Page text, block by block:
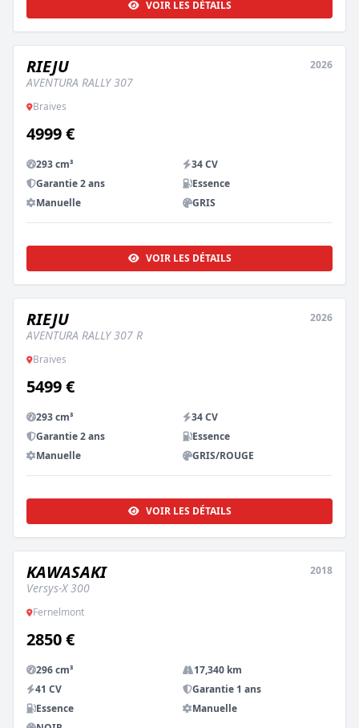
VOIR LES DÉTAILS
NEUF
RIEJU
AVENTURA RALLY 307
2026
Braives
4999 €
293 cm³
34 CV
Garantie 2 ans
Essence
Manuelle
GRIS
VOIR LES DÉTAILS
NEUF
RIEJU
AVENTURA RALLY 307 R
2026
Braives
5499 €
293 cm³
34 CV
Garantie 2 ans
Essence
Manuelle
GRIS/ROUGE
VOIR LES DÉTAILS
OCCASION
KAWASAKI
Versys-X 300
2018
Fernelmont
2850 €
296 cm³
17,340 km
41 CV
Garantie 1 ans
Essence
Manuelle